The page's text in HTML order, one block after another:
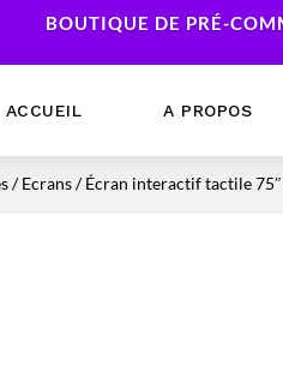
BOUTIQUE DE PRÉ-
ACCUEIL A PROPOS
/Ecrans/ Écran interactif tactile 75″